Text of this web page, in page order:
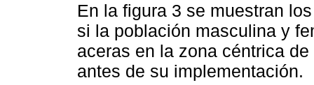
En la figura 3 se muestran
si la población masculina y
aceras en la zona céntrica
antes de su implementación.